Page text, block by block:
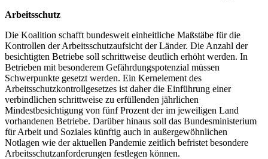
Arbeitsschutz
Die Koalition schafft bundesweit einheitliche Maßstäbe für die
Kontrollen der Arbeitsschutzaufsicht der Länder. Die Anzahl der
besichtigten Betriebe soll schrittweise deutlich erhöht werden. In
Betrieben mit besonderem Gefährdungspotenzial müssen
Schwerpunkte gesetzt werden. Ein Kernelement des
Arbeitsschutzkontrollgesetzes ist daher die Einführung einer
verbindlichen schrittweise zu erfüllenden jährlichen
Mindestbesichtigung von fünf Prozent der im jeweiligen Land
vorhandenen Betriebe. Darüber hinaus soll das Bundesministerium
für Arbeit und Soziales künftig auch in außergewöhnlichen
Notlagen wie der aktuellen Pandemie zeitlich befristet besondere
Arbeitsschutzanforderungen festlegen können.